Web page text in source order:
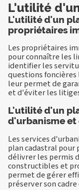
L'utilité
L'utilité d'un
propriétaires
Les propriétaires
pour connaître les
identifier les
questions
leur permet de
et d'éviter les
L'utilité d'un
d'urbanisme
Les services
plan cadastral
délivrer les permis
constructibles et
permet de gérer
préserver son cadre